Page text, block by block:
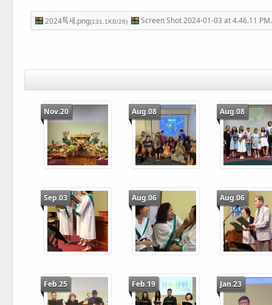
2024특새.png(131.1KB/26) Screen Shot 2024-01-03 at 4.46.11
Nov.20 Aug.08 Aug.08
Sep.03 Aug.06 Aug.06
Feb.25 Feb.19 Jan.23